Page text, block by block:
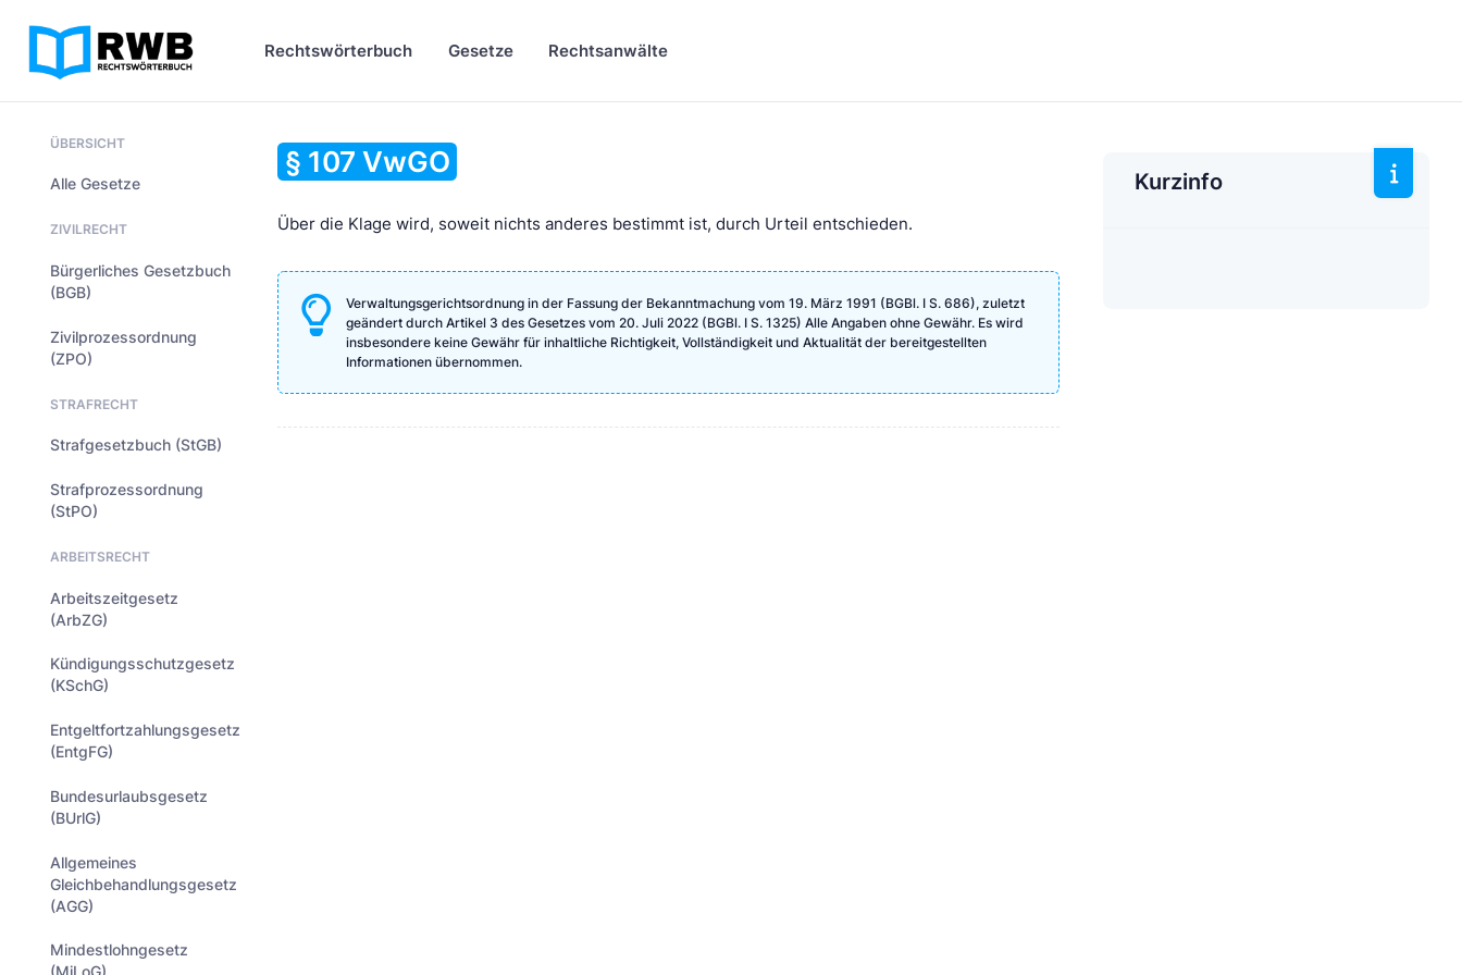
Rechtswörterbuch Gesetze Rechtsanwälte
ÜBERSICHT
Alle Gesetze
ZIVILRECHT
Bürgerliches Gesetzbuch
(BGB)
Zivilprozessordnung
(ZPO)
STRAFRECHT
Strafgesetzbuch (StGB)
Strafprozessordnung
(StPO)
ARBEITSRECHT
Arbeitszeitgesetz
(ArbZG)
Kündigungsschutzgesetz
(KSchG)
Entgeltfortzahlungsgesetz
(EntgFG)
Bundesurlaubsgesetz
(BUrlG)
Allgemeines
Gleichbehandlungsgesetz
(AGG)
Mindestlohngesetz
§ 107 VwGO
Über die Klage wird, soweit nichts anderes bestimmt ist, durch Urteil entschieden.
Verwaltungsgerichtsordnung in der Fassung der Bekanntmachung vom 19. März 1991 (BGBl. I S. 686), zuletzt
geändert durch Artikel 3 des Gesetzes vom 20. Juli 2022 (BGBl. I S. 1325) Alle Angaben ohne Gewähr. Es wird
insbesondere keine Gewähr für inhaltliche Richtigkeit, Vollständigkeit und Aktualität der bereitgestellten
Informationen übernommen.
Kurzinfo